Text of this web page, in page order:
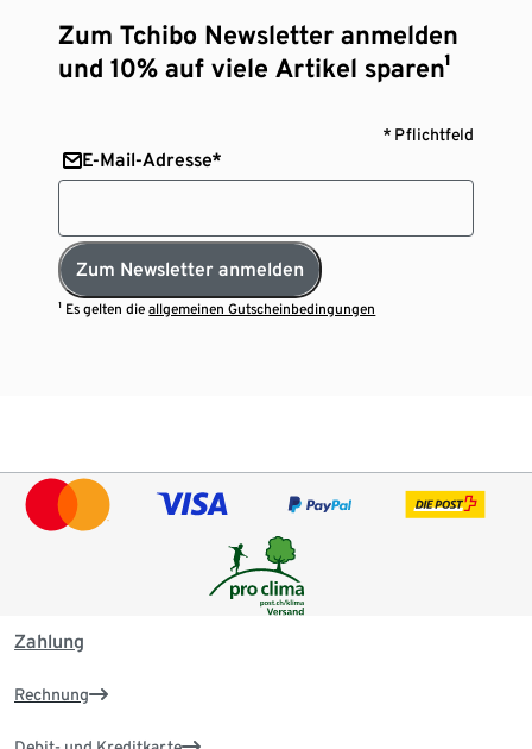
Zum Tchibo Newsletter anmelden
und 10% auf viele Artikel sparen¹
* Pflichtfeld
E-Mail-Adresse*
Zum Newsletter anmelden
¹ Es gelten dieallgemeinen Gutscheinbedingungen
Zahlung
Rechnung